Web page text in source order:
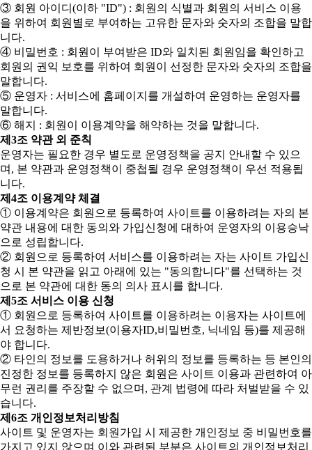
③ 회원 아이디(이하 "ID") : 회원의 식별과 회원의 서비스 이용
을 위하여 회원별로 부여하는 고유한 문자와 숫자의 조합을 말합
니다.
④ 비밀번호 : 회원이 부여받은 ID와 일치된 회원임을 확인하고
회원의 권익 보호를 위하여 회원이 선정한 문자와 숫자의 조합을
말합니다.
⑤ 운영자 : 서비스에 홈페이지를 개설하여 운영하는 운영자를
말합니다.
⑥ 해지 : 회원이 이용계약을 해약하는 것을 말합니다.
제3조 약관 외 준칙
운영자는 필요한 경우 별도로 운영정책을 공지 안내할 수 있으
며, 본 약관과 운영정책이 중첩될 경우 운영정책이 우선 적용됩
니다.
제4조 이용계약 체결
① 이용계약은 회원으로 등록하여 사이트를 이용하려는 자의 본
약관 내용에 대한 동의와 가입신청에 대하여 운영자의 이용승낙
으로 성립합니다.
② 회원으로 등록하여 서비스를 이용하려는 자는 사이트 가입신
청 시 본 약관을 읽고 아래에 있는 "동의합니다"를 선택하는 것
으로 본 약관에 대한 동의 의사 표시를 합니다.
제5조 서비스 이용 신청
① 회원으로 등록하여 사이트를 이용하려는 이용자는 사이트에
서 요청하는 제반정보(이용자ID,비밀번호, 닉네임 등)를 제공해
야 합니다.
② 타인의 정보를 도용하거나 허위의 정보를 등록하는 등 본인의
진정한 정보를 등록하지 않은 회원은 사이트 이용과 관련하여 아
무런 권리를 주장할 수 없으며, 관계 법령에 따라 처벌받을 수 있
습니다.
제6조 개인정보처리방침
사이트 및 운영자는 회원가입 시 제공한 개인정보 중 비밀번호를
가지고 있지 않으며 이와 관련된 부분은 사이트의 개인정보처리